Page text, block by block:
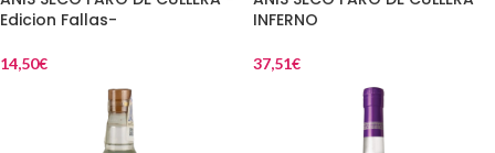
Edicion Fallas-
14,50€
INFERNO
37,51€